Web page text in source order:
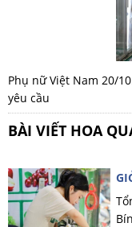
Phụ nữ Việt Nam 20/
yêu cầu
BÀI VIẾT HOA